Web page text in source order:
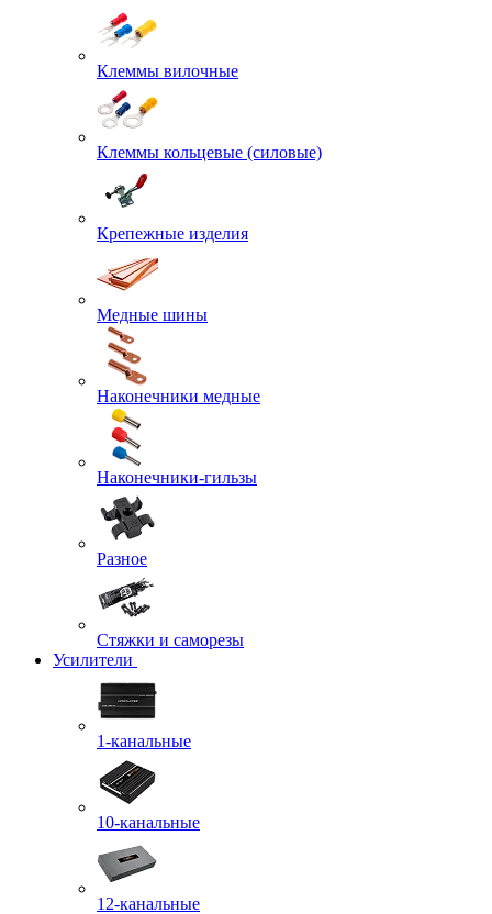
Клеммы вилочные
Клеммы кольцевые (силовые)
Крепежные изделия
Медные шины
Наконечники медные
Наконечники-гильзы
Разное
Стяжки и саморезы
Усилители
1-канальные
10-канальные
12-канальные